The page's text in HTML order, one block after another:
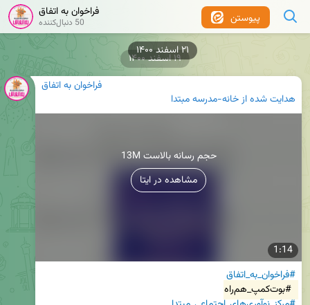
۲۱ اسفند ۱۴۰۰
پیوستن فراخوان به اتفاق
50 دنبال‌کننده
فراخوان به اتفاق
هدایت شده ازخانه-مدرسه مبتدا
1:14
13M حجم رسانه بالاست
مشاهده در ایتا
#فراخوان_به_اتفاق
#بوت‌کمپ_هم‌راه
۱۹ اسفند ۱۴۰۰